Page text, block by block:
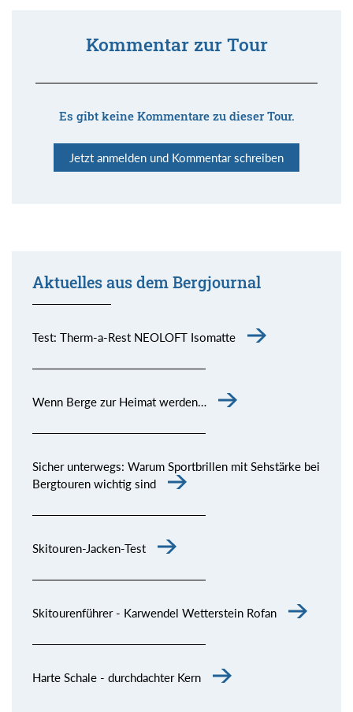
Kommentar zur Tour
Es gibt keine Kommentare zu dieser Tour.
Jetzt anmelden und Kommentar schreiben
Aktuelles aus dem Bergjournal
Test: Therm-a-Rest NEOLOFT Isomatte
Wenn Berge zur Heimat werden…
Sicher unterwegs: Warum Sportbrillen mit Sehstärke bei
Bergtouren wichtig sind
Skitouren-Jacken-Test
Skitourenführer - Karwendel Wetterstein Rofan
Harte Schale - durchdachter Kern